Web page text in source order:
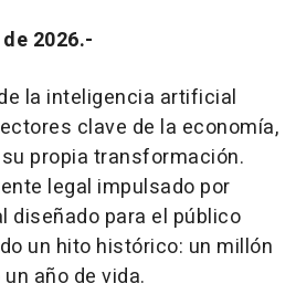
2026.-
la inteligencia artificial
clave de la economía,
propia transformación.
legal impulsado por
diseñado para el público
un hito histórico: un millón
año de vida.